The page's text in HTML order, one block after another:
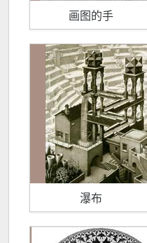
画图的手
瀑布